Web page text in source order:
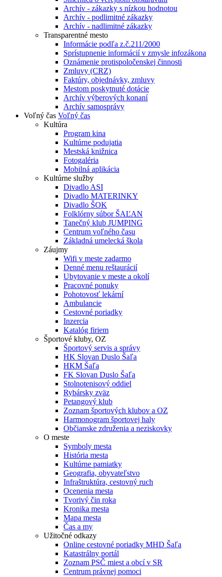
Archív - zákazky s nízkou hodnotou
Archív - podlimitné zákazky
Archív - nadlimitné zákazky
Transparentné mesto
Informácie podľa z.č.211/2000
Sprístupnenie informácií v zmysle infozákona
Oznámenie protispoločenskej činnosti
Zmluvy (CRZ)
Faktúry, objednávky, zmluvy
Mestom poskytnuté dotácie
Archív výberových konaní
Archív samosprávy
Voľný čas Voľný čas
Kultúra
Program kina
Kultúrne podujatia
Mestská knižnica
Fotogaléria
Mobilná aplikácia
Kultúrne služby
Divadlo ASI
Divadlo MATERINKY
Divadlo ŠOK
Folklórny súbor ŠAĽAN
Tanečný klub JUMPING
Centrum voľného času
Základná umelecká škola
Záujmy
Wifi v meste zadarmo
Denné menu reštaurácií
Ubytovanie v meste a okolí
Pracovné ponuky
Pohotovosť lekární
Ambulancie
Cestovné poriadky
Inzercia
Katalóg firiem
Športové kluby, OZ
Športový servis a správy
HK Slovan Duslo Šaľa
HKM Šaľa
FK Slovan Duslo Šaľa
Stolnotenisový oddiel
Rybársky zväz
Petangový klub
Zoznam športových klubov a OZ
Harmonogram športovej haly
Občianske združenia a neziskovky
O meste
Symboly mesta
História mesta
Kultúrne pamiatky
Geografia, obyvateľstvo
Infraštruktúra, cestovný ruch
Ocenenia mesta
Tvorivý čin roka
Kronika mesta
Mapa mesta
Čas a my
Užitočné odkazy
Online cestovné poriadky MHD Šaľa
Katastrálny portál
Zoznam PSČ miest a obcí v SR
Centrum právnej pomoci